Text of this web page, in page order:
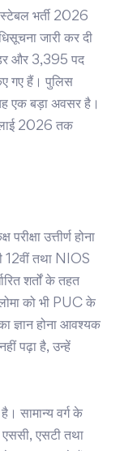
भर्ती 2026
जारी कर दी
और 3,395 पद
गए हैं। पुलिस
एक बड़ा अवसर है।
2026 तक
उत्तीर्ण होना
12वीं तथा NIOS
शर्तों के तहत
को भी PUC के
ज्ञान होना आवश्यक
पढ़ा है, उन्हें
सामान्य वर्ग के
एसटी तथा